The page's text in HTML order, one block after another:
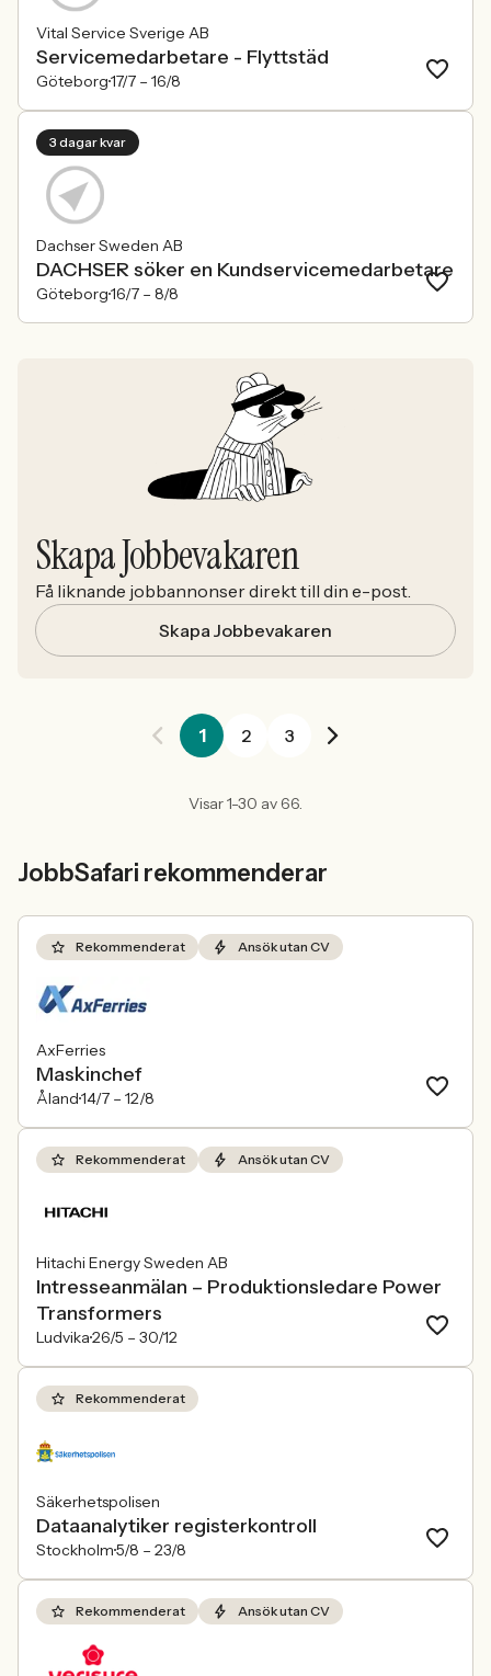
Vital Service Sverige AB
Servicemedarbetare - Flyttstäd
Göteborg17/7 – 16/8
3 dagar kvar
Dachser Sweden AB
DACHSER söker en Kundservicemedarbetare
Göteborg16/7 – 8/8
Skapa Jobbevakaren
Få liknande jobbannonser direkt till din e-post.
Skapa Jobbevakaren
1 2 3
Visar 1-30 av 66.
JobbSafari rekommenderar
Rekommenderat Ansök utan CV
AxFerries
Maskinchef
Åland14/7 – 12/8
Rekommenderat Ansök utan CV
Hitachi Energy Sweden AB
Intresseanmälan – Produktionsledare Power
Transformers
Ludvika26/5 – 30/12
Rekommenderat
Säkerhetspolisen
Dataanalytiker registerkontroll
Stockholm5/8 – 23/8
Rekommenderat Ansök utan CV